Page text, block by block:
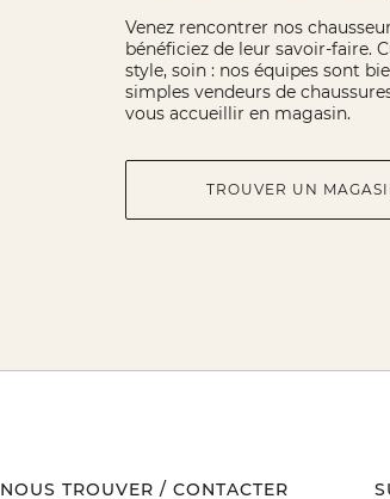
Venez rencontrer nos
bénéficiez de leur savoir-faire.
style, soin : nos équipes sont
simples vendeurs de
vous accueillir en magasin.
TROUVER UN
NOUS TROUVER / CONTACTER